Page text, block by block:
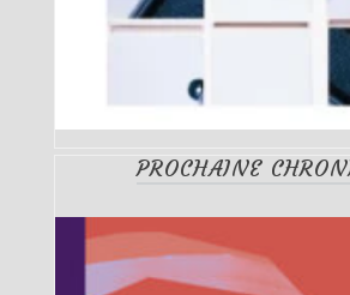
PROCHAINE